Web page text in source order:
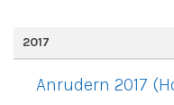
2017
Anrudern 2017